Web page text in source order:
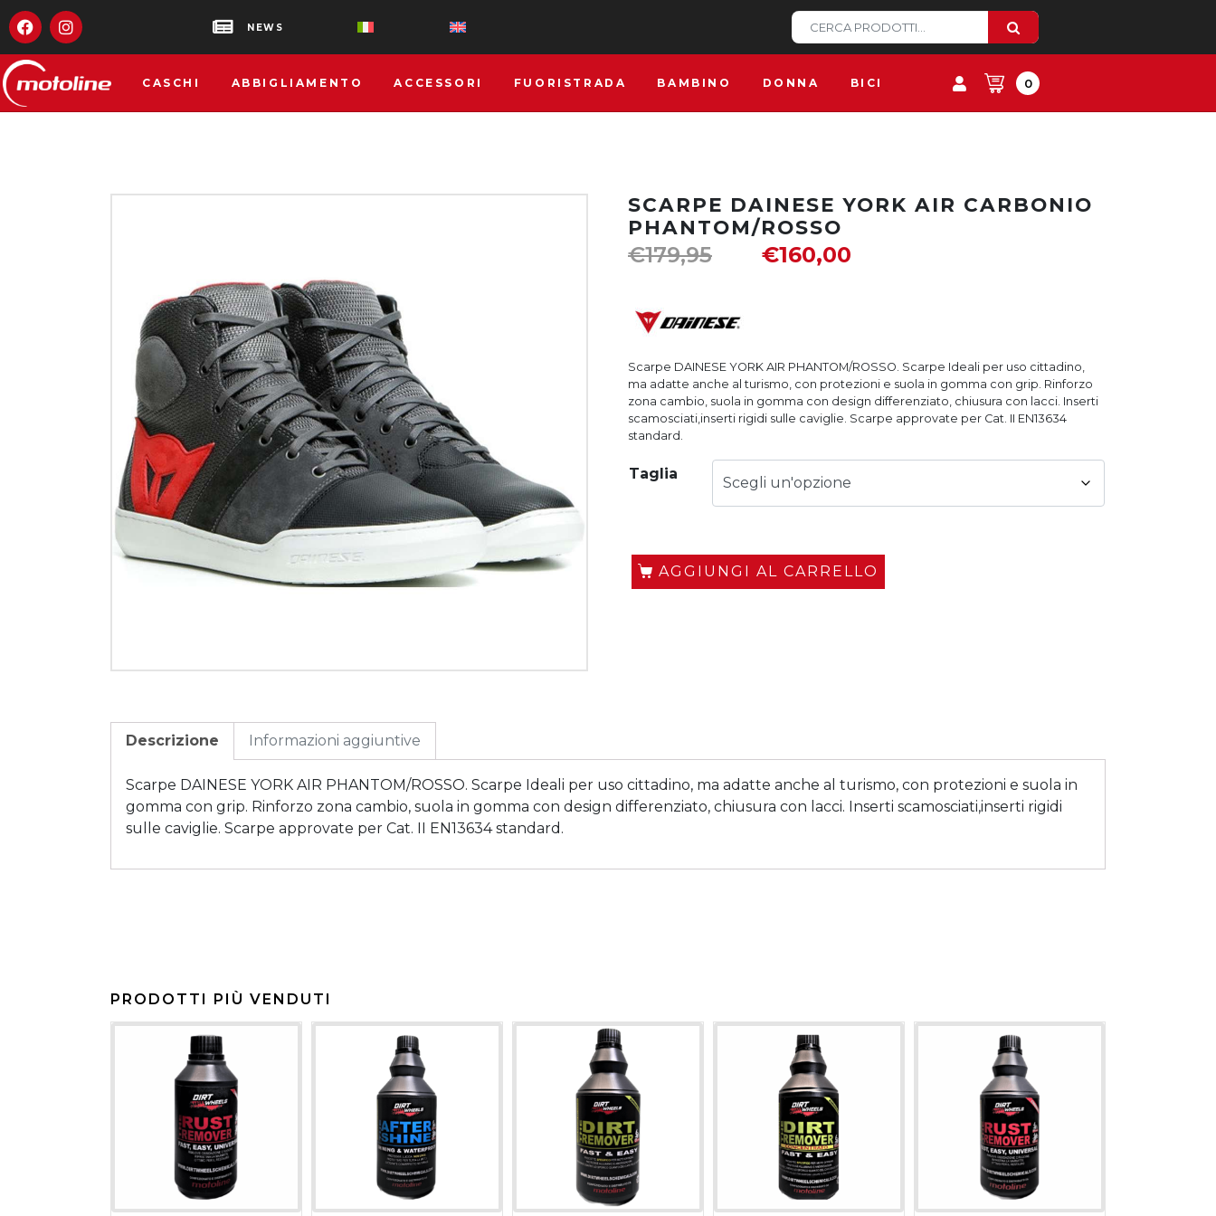
NEWS
CASCHI ABBIGLIAMENTO ACCESSORI FUORISTRADA BAMBINO DONNA BICI 0
SCARPE DAINESE YORK AIR CARBONIO
PHANTOM/ROSSO
€179,95 €160,00
Scarpe DAINESE YORK AIR PHANTOM/ROSSO. Scarpe Ideali per uso cittadino,
ma adatte anche al turismo, con protezioni e suola in gomma con grip. Rinforzo
zona cambio, suola in gomma con design differenziato, chiusura con lacci. Inserti
scamosciati,inserti rigidi sulle caviglie. Scarpe approvate per Cat. II EN13634
standard.
Taglia
AGGIUNGI AL CARRELLO
Descrizione Informazioni aggiuntive
Scarpe DAINESE YORK AIR PHANTOM/ROSSO. Scarpe Ideali per uso cittadino, ma adatte anche al turismo, con protezioni e suola in
gomma con grip. Rinforzo zona cambio, suola in gomma con design differenziato, chiusura con lacci. Inserti scamosciati,inserti rigidi
sulle caviglie. Scarpe approvate per Cat. II EN13634 standard.
PRODOTTI PIÙ VENDUTI